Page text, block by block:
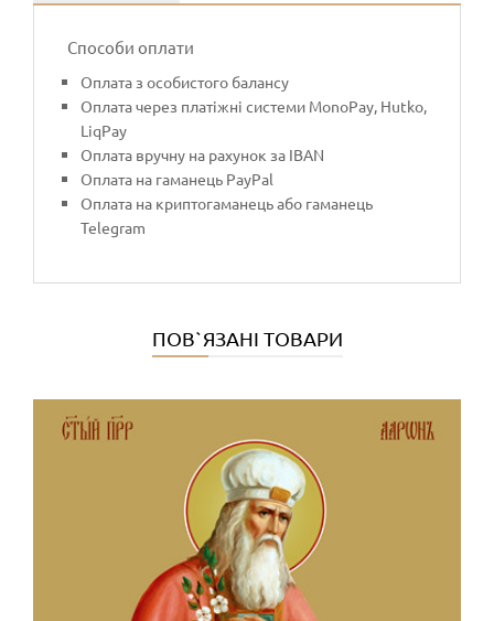
Способи оплати
Оплата з особистого балансу
Оплата через платіжні системи MonoPay, Hutko,
LiqPay
Оплата вручну на рахунок за IBAN
Оплата на гаманець PayPal
Оплата на криптогаманець або гаманець
Telegram
ПОВ`ЯЗАНІ ТОВАРИ